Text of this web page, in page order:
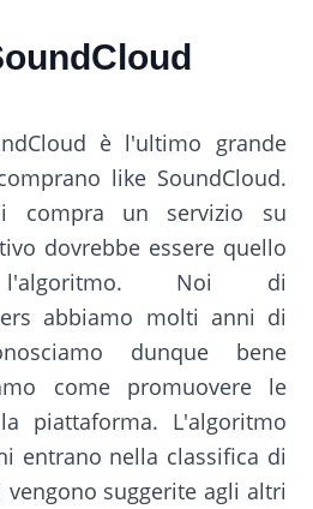
è l'ultimo grande
like SoundCloud.
compra un servizio su
dovrebbe essere quello
Noi di
abbiamo molti anni di
dunque bene
come promuovere le
piattaforma. L'algoritmo
entrano nella classifica di
vengono suggerite agli altri